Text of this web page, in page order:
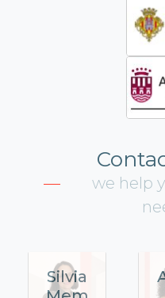
we help
Silvia